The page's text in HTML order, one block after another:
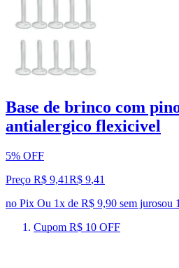
Base de brinco com
antialergico flexicivel
5% OFF
Preço R$ 9,41R$ 9,41
no Pix Ou 1x de R$ 9,90 sem jurosou 1
Cupom R$ 10 OFF